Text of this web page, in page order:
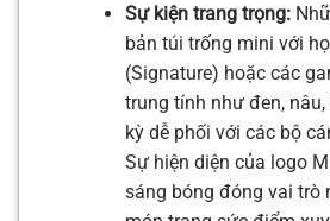
Sự kiện trang trọng:
bản túi trống mini với
(Signature) hoặc các
trung tính như đen,
kỳ dễ phối với các bộ
Sự hiện diện của logo
sáng bóng đóng vai trò